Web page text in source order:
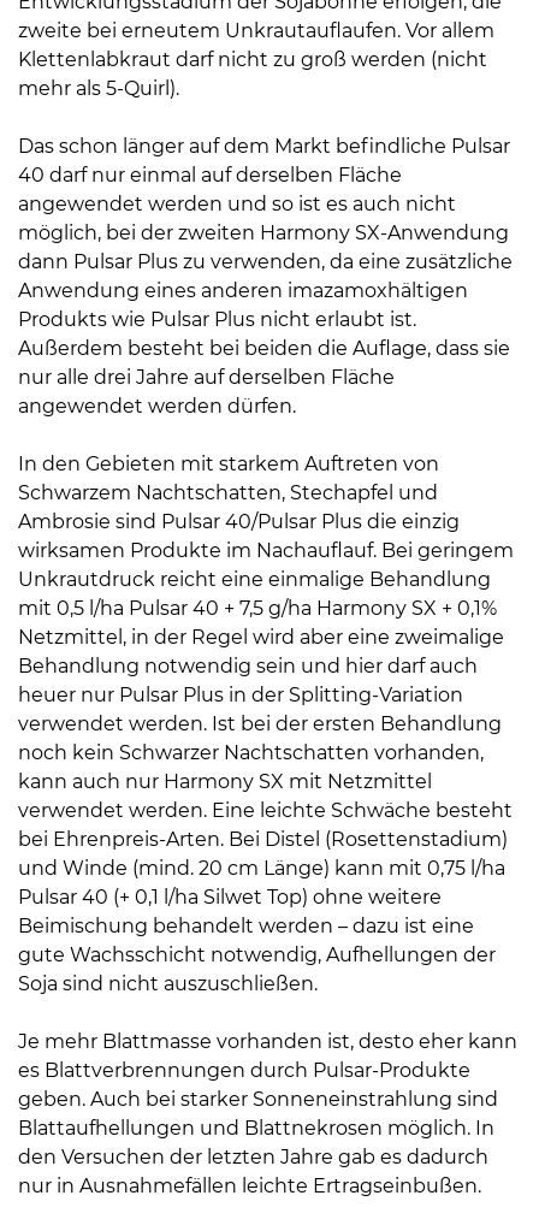
zweite bei erneutem Unkrautauflaufen. Vor allem
Klettenlabkraut darf nicht zu groß werden (nicht
mehr als 5-Quirl).
Das schon länger auf dem Markt befindliche Pulsar
40 darf nur einmal auf derselben Fläche
angewendet werden und so ist es auch nicht
möglich, bei der zweiten Harmony SX-Anwendung
dann Pulsar Plus zu verwenden, da eine zusätzliche
Anwendung eines anderen imazamoxhältigen
Produkts wie Pulsar Plus nicht erlaubt ist.
Außerdem besteht bei beiden die Auflage, dass sie
nur alle drei Jahre auf derselben Fläche
angewendet werden dürfen.
In den Gebieten mit starkem Auftreten von
Schwarzem Nachtschatten, Stechapfel und
Ambrosie sind Pulsar 40/Pulsar Plus die einzig
wirksamen Produkte im Nachauflauf. Bei geringem
Unkrautdruck reicht eine einmalige Behandlung
mit 0,5 l/ha Pulsar 40 + 7,5 g/ha Harmony SX + 0,1%
Netzmittel, in der Regel wird aber eine zweimalige
Behandlung notwendig sein und hier darf auch
heuer nur Pulsar Plus in der Splitting-Variation
verwendet werden. Ist bei der ersten Behandlung
noch kein Schwarzer Nachtschatten vorhanden,
kann auch nur Harmony SX mit Netzmittel
verwendet werden. Eine leichte Schwäche besteht
bei Ehrenpreis-Arten. Bei Distel (Rosettenstadium)
und Winde (mind. 20 cm Länge) kann mit 0,75 l/ha
Pulsar 40 (+ 0,1 l/ha Silwet Top) ohne weitere
Beimischung behandelt werden – dazu ist eine
gute Wachsschicht notwendig, Aufhellungen der
Soja sind nicht auszuschließen.
Je mehr Blattmasse vorhanden ist, desto eher kann
es Blattverbrennungen durch Pulsar-Produkte
geben. Auch bei starker Sonneneinstrahlung sind
Blattaufhellungen und Blattnekrosen möglich. In
den Versuchen der letzten Jahre gab es dadurch
nur in Ausnahmefällen leichte Ertragseinbußen.